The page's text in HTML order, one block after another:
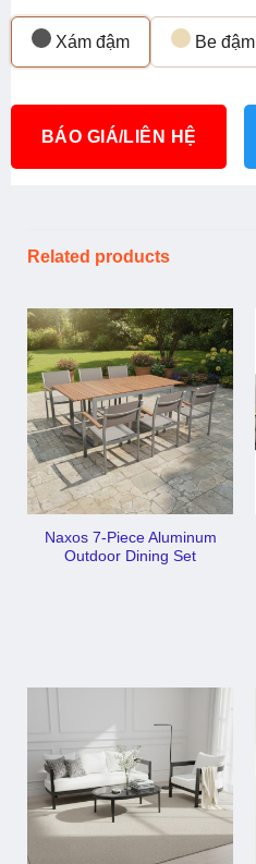
Xám đậm Be đậm
BÁO GIÁ/LIÊN HỆ
Related products
Naxos 7-Piece Aluminum
Outdoor Dining Set